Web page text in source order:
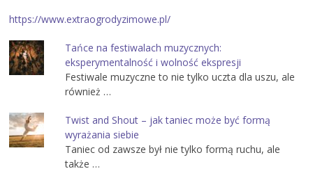
https://www.extraogrodyzimowe.pl/
Tańce na festiwalach muzycznych:
eksperymentalność i wolność ekspresji
Festiwale muzyczne to nie tylko uczta dla uszu, ale
również …
Twist and Shout – jak taniec może być formą
wyrażania siebie
Taniec od zawsze był nie tylko formą ruchu, ale
także …